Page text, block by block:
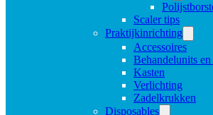
Scaler tips
Praktijkinrichting
Accessoires
Behandelunits en
Kasten
Verlichting
Zadelkrukken
Disposables